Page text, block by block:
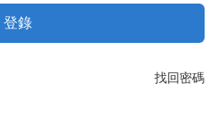
登錄
找回密碼